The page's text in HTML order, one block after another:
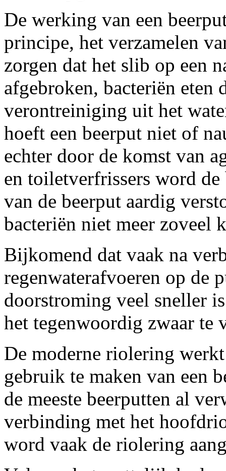
De werking van een
principe, het verzamelen
zorgen dat het slib op een
afgebroken, bacteriën eten
verontreiniging uit het
hoeft een beerput niet of
echter door de komst van
en toiletverfrissers word
van de beerput aardig
bacteriën niet meer zoveel
Bijkomend dat vaak na
regenwaterafvoeren op de
doorstroming veel sneller
het tegenwoordig zwaar te
De moderne riolering
gebruik te maken van een
de meeste beerputten al
verbinding met het
word vaak de riolering